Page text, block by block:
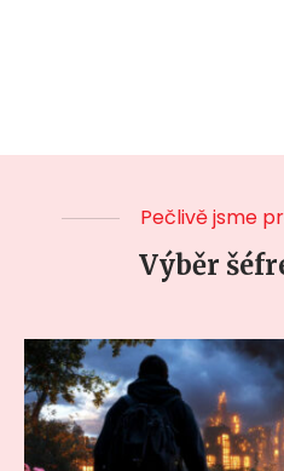
Pečlivě jsme
Výběr